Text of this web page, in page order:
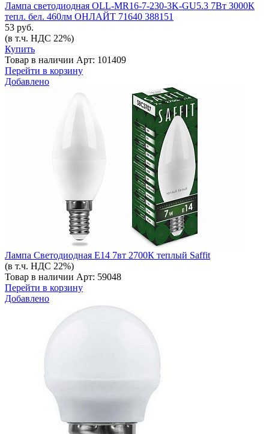
Лампа светодиодная OLL-MR16-7-230-3K-GU5.3 7Вт 3000К
тепл. бел. 460лм ОНЛАЙТ 71640 388151
53 руб.
(в т.ч. НДС 22%)
Купить
Товар в наличии Арт: 101409
Перейти в корзину
Добавлено
Лампа Светодиодная Е14 7вт 2700К теплый Saffit
(в т.ч. НДС 22%)
Товар в наличии Арт: 59048
Перейти в корзину
Добавлено